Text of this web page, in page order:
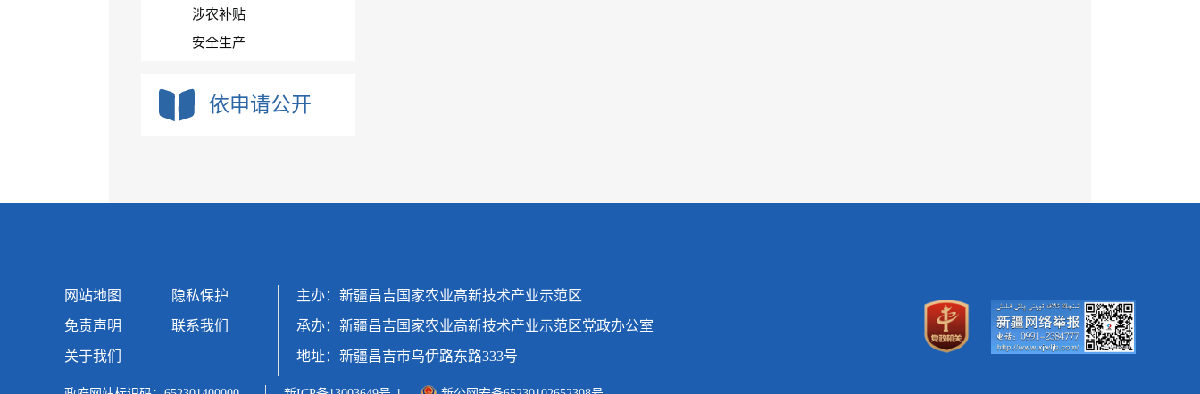
涉农补贴
安全生产
基层政务公开标准化目录
行政许可和其他对外管
理服务信息
行政处罚办理情况
依申请公开
网站地图
隐私保护
免责声明
联系我们
关于我们
主办：新疆昌吉国家农业高新技术产业示范区
承办：新疆昌吉国家农业高新技术产业示范区党政办公室
地址：新疆昌吉市乌伊路东路333号